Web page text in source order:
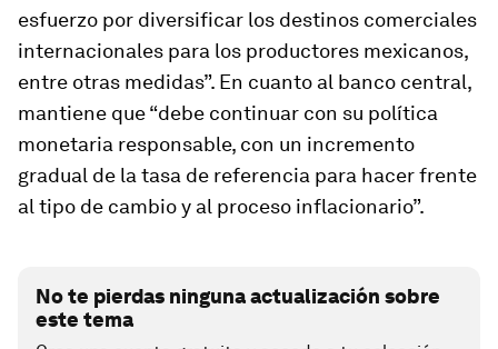
esfuerzo por diversificar los destinos comerciales
internacionales para los productores mexicanos,
entre otras medidas”. En cuanto al banco central,
mantiene que “debe continuar con su política
monetaria responsable, con un incremento
gradual de la tasa de referencia para hacer frente
al tipo de cambio y al proceso inflacionario”.
No te pierdas ninguna actualización sobre
este tema